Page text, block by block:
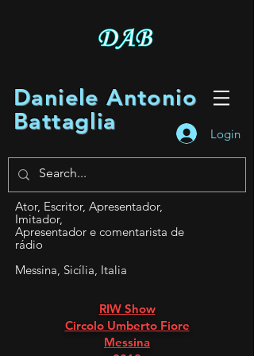
Daniele Antonio
Battaglia
Login
Ator, Escritor, Apresentador,
Imitador,
Apresentador e comentarista de
rádio
Messina, Sicília, Italia
RIW Show
Circolo Umberto Fiore
Messina